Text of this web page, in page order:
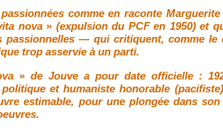
comme en raconte
nova» (expulsion du PCF en 1950) et
passionnelles — qui critiquent, comme le
trop asservie à un parti.
» de Jouve a pour date officielle :
politique et humaniste honorable
estimable, pour une plongée dans